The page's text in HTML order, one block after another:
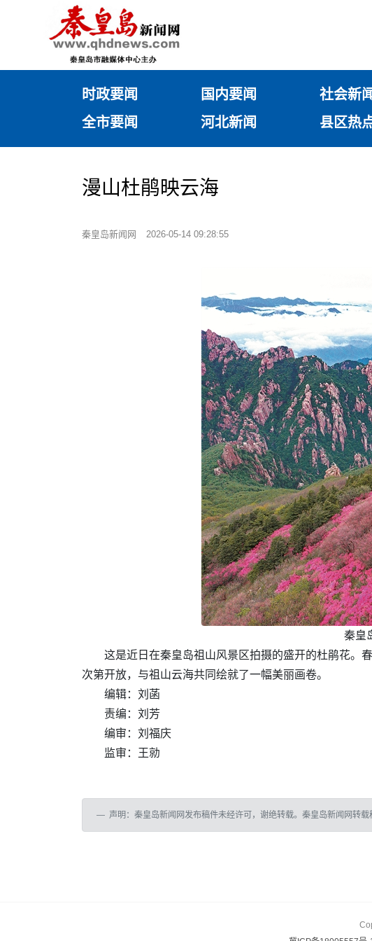
时政要闻 国内要闻 社会新
全市要闻
河北新闻 县区热
漫山杜鹃映云海
秦皇岛新闻网 2026-05-14 09:28:55
秦皇
这是近日在秦皇岛祖山风景区拍摄的盛开的杜鹃花。
次第开放，与祖山云海共同绘就了一幅美丽画卷。
编辑：刘菡
责编：刘芳
编审：刘福庆
监审：王勍
声明：秦皇岛新闻网发布稿件未经许可，谢绝转载。秦皇岛新闻网转载